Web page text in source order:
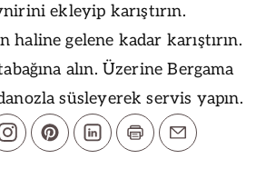
ekleyip karıştırın.
haline gelene kadar karıştırın.
alın. Üzerine Bergama
süsleyerek servis yapın.